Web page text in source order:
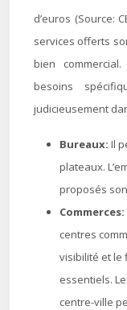
d’euros (Source:
services offerts
bien
besoins
judicieusement
Bureaux: Il
plateaux.
proposés
Commerces:
centres
visibilité et le
essentiels.
centre-ville